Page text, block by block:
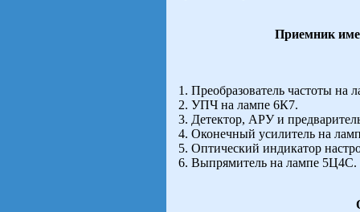
Приемник
1. Преобразователь частоты на
2. УПЧ на лампе 6К7.
3. Детектор, АРУ и
4. Оконечный усилитель на
5. Оптический индикатор
6. Выпрямитель на лампе 5Ц4С.